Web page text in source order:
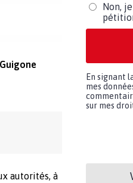
autorités, à
Non,
En signant
mes
sur mes